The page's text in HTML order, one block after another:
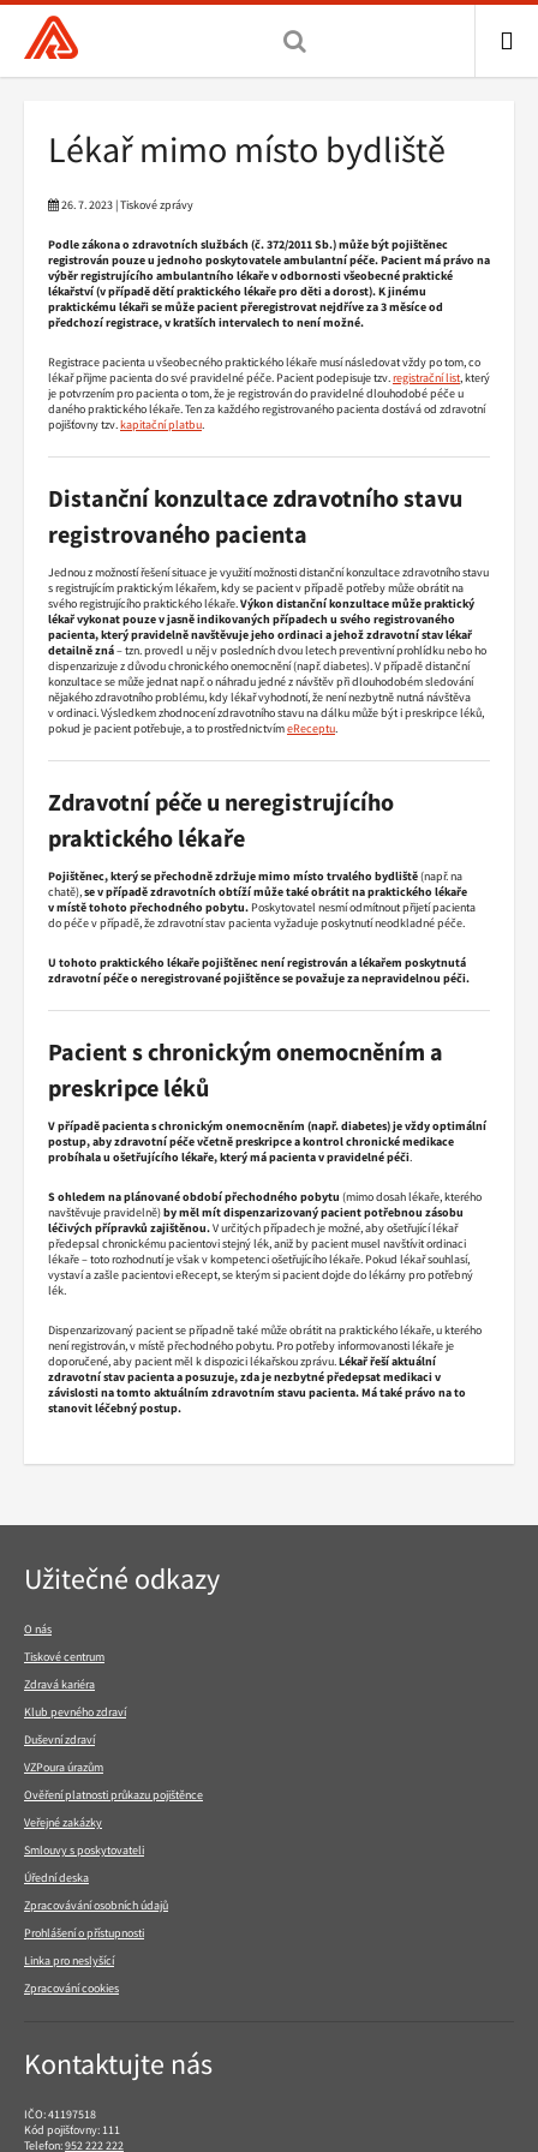
Všeobecná
zdravotní
hlavní
Drobečková
navigace
Lékař mimo místo bydliště
26. 7. 2023 | Tiskové zprávy
Podle zákona o zdravotních službách (č. 372/2011 Sb.) může být pojištěnec
registrován pouze u jednoho poskytovatele ambulantní péče. Pacient má právo na
výběr registrujícího ambulantního lékaře v odbornosti všeobecné praktické
lékařství (v případě dětí praktického lékaře pro děti a dorost). K jinému
praktickému lékaři se může pacient přeregistrovat nejdříve za 3 měsíce od
předchozí registrace, v kratších intervalech to není možné.
Registrace pacienta u všeobecného praktického lékaře musí následovat vždy po tom, co
lékař přijme pacienta do své pravidelné péče. Pacient podepisuje tzv.registrační list, který
je potvrzením pro pacienta o tom, že je registrován do pravidelné dlouhodobé péče u
daného praktického lékaře. Ten za každého registrovaného pacienta dostává od zdravotní
pojišťovny tzv.kapitační platbu.
Distanční konzultace zdravotního stavu
registrovaného pacienta
Jednou z možností řešení situace je využití možnosti distanční konzultace zdravotního stavu
s registrujícím praktickým lékařem, kdy se pacient v případě potřeby může obrátit na
svého registrujícího praktického lékaře.Výkon distanční konzultace může praktický
lékař vykonat pouze v jasně indikovaných případech u svého registrovaného
pacienta, který pravidelně navštěvuje jeho ordinaci a jehož zdravotní stav lékař
detailně zná– tzn. provedl u něj v posledních dvou letech preventivní prohlídku nebo ho
dispenzarizuje z důvodu chronického onemocnění (např. diabetes). V případě distanční
konzultace se může jednat např. o náhradu jedné z návštěv při dlouhodobém sledování
nějakého zdravotního problému, kdy lékař vyhodnotí, že není nezbytně nutná návštěva
v ordinaci. Výsledkem zhodnocení zdravotního stavu na dálku může být i preskripce léků,
pokud je pacient potřebuje, a to prostřednictvímeReceptu.
Zdravotní péče u neregistrujícího
praktického lékaře
Pojištěnec, který se přechodně zdržuje mimo místo trvalého bydliště(např. na
chatě),se v případě zdravotních obtíží může také obrátit na praktického lékaře
v místě tohoto přechodného pobytu. Poskytovatel nesmí odmítnout přijetí pacienta
do péče v případě, že zdravotní stav pacienta vyžaduje poskytnutí neodkladné péče.
U tohoto praktického lékaře pojištěnec není registrován a lékařem poskytnutá
zdravotní péče o neregistrované pojištěnce se považuje za nepravidelnou péči.
Pacient s chronickým onemocněním a
preskripce léků
V případě pacienta s chronickým onemocněním (např. diabetes) je vždy optimální
postup, aby zdravotní péče včetně preskripce a kontrol chronické medikace
probíhala u ošetřujícího lékaře, který má pacienta v pravidelné péči.
S ohledem na plánované období přechodného pobytu (mimo dosah lékaře, kterého
navštěvuje pravidelně)by měl mít dispenzarizovaný pacient potřebnou zásobu
léčivých přípravků zajištěnou.V určitých případech je možné, aby ošetřující lékař
předepsal chronickému pacientovi stejný lék, aniž by pacient musel navštívit ordinaci
lékaře – toto rozhodnutí je však v kompetenci ošetřujícího lékaře. Pokud lékař souhlasí,
vystaví a zašle pacientovi eRecept, se kterým si pacient dojde do lékárny pro potřebný
lék.
Dispenzarizovaný pacient se případně také může obrátit na praktického lékaře, u kterého
není registrován, v místě přechodného pobytu. Pro potřeby informovanosti lékaře je
doporučené, aby pacient měl k dispozici lékařskou zprávu.Lékař řeší aktuální
zdravotní stav pacienta a posuzuje, zda je nezbytné předepsat medikaci v
závislosti na tomto aktuálním zdravotním stavu pacienta. Má také právo na to
stanovit léčebný postup.
Navigace
v
Užitečné odkazy
O nás
Tiskové centrum
Zdravá kariéra
Klub pevného zdraví
Duševní zdraví
VZPoura úrazům
Ověření platnosti průkazu pojištěnce
Veřejné zakázky
Smlouvy s poskytovateli
Úřední deska
Zpracovávání osobních údajů
Prohlášení o přístupnosti
Linka pro neslyšící
Zpracování cookies
Kontaktujte nás
IČO: 41197518
Kód pojišťovny: 111
Telefon:952 222 222